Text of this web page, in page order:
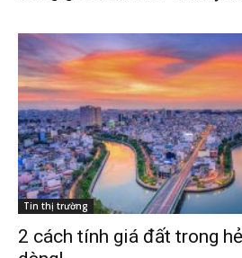
Tin thị trường
2 cách tính giá đất trong